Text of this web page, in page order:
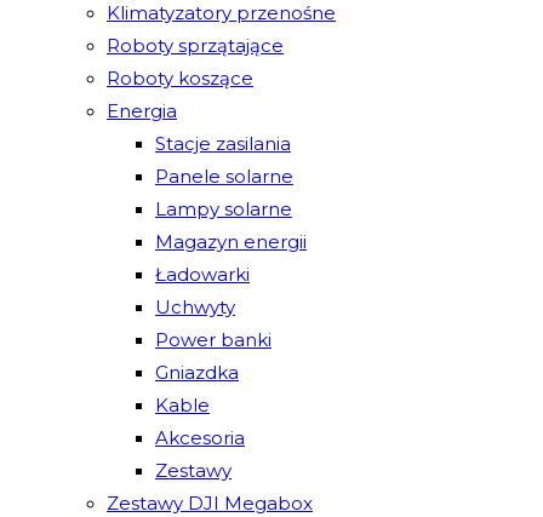
Klimatyzatory przenośne
Roboty sprzątające
Roboty koszące
Energia
Stacje zasilania
Panele solarne
Lampy solarne
Magazyn energii
Ładowarki
Uchwyty
Power banki
Gniazdka
Kable
Akcesoria
Zestawy
Zestawy DJI Megabox